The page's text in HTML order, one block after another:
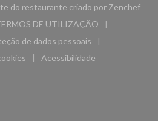
do restaurante criado por Zenchef
nova janela))
DE UTILIZAÇÃO
((abre numa nova janela))
de dados pessoais
((abre numa nova janela))
((abre numa nova janela))
Acessibilidade